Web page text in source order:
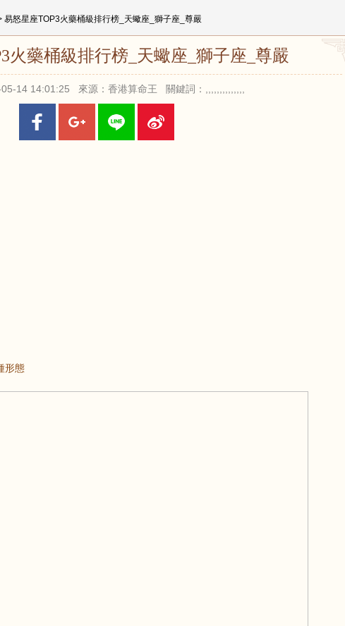
易怒星座TOP3火藥桶級排行榜_天蠍座_獅子座_尊嚴
火藥桶級排行榜_天蠍座_獅子座_尊嚴
05-14 14:01:25 來源：香港算命王 關鍵詞：,,,,,,,,,,,,,,
形態